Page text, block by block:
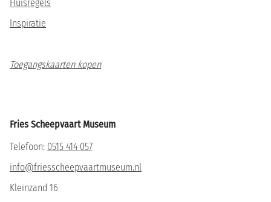
Huisregels
Inspiratie
Toegangskaarten kopen
Fries Scheepvaart Museum
Telefoon: 0515 414 057
info@friesscheepvaartmuseum.nl
Kleinzand 16